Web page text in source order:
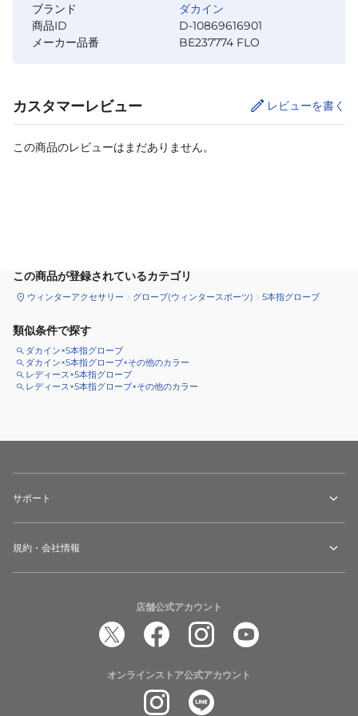
ブランド
ダカイン
商品ID
D-10869616901
メーカー品番
BE237774 FLO
カスタマーレビュー レビューを書く
この商品のレビューはまだありません。
この商品が登録されているカテゴリ
ウィンターアクセサリー グローブ(ウィンタースポーツ) 5本指グローブ
類似条件で探す
ダカイン×5本指グローブ
ダカイン×5本指グローブ×その他のカラー
レディース×5本指グローブ
レディース×5本指グローブ×その他のカラー
サポート
規約・会社情報
店舗公式アカウント
オンラインストア公式アカウント